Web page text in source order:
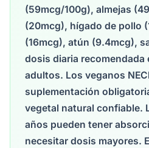
(59mcg/100g), almejas
(20mcg), hígado de pollo
(16mcg), atún (9.4mcg),
dosis diaria recomendada
adultos. Los veganos
suplementación
vegetal natural confiable.
años pueden tener
necesitar dosis mayores.